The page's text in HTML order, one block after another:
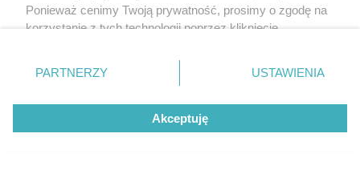
Ponieważ cenimy Twoją prywatność, prosimy o zgodę na
korzystanie z tych technologii poprzez kliknięcie
zmienić/wycofać klikając przycisk ustawień prywatności
znajdujący się w lewym dolnym rogu strony
rodzaje przetwarzania danych nie wymagają zgody
użytkownika, ale masz prawo sprzeciwić się takiemu
przetwarzaniu. Preferencje będą miały zastosowanie tylko
PARTNERZY USTAWIENIA
Akceptuję